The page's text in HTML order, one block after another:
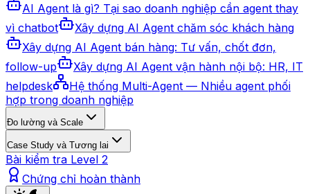
AI Agent là gì? Tại sao doanh nghiệp cần agent thay
vì chatbot
Xây dựng AI Agent chăm sóc khách hàng
Xây dựng AI Agent bán hàng: Tư vấn, chốt đơn,
follow-up
Xây dựng AI Agent vận hành nội bộ: HR, IT
helpdesk
Hệ thống Multi-Agent — Nhiều agent phối
hợp trong doanh nghiệp
Đo lường và Scale
Case Study và Tương lai
Bài kiểm tra Level 2
Chứng chỉ hoàn thành